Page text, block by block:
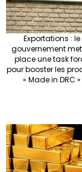
Exportations : le
gouvernement
place une task
pour booster les
« Made in DRC »